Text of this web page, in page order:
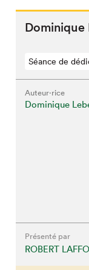
Séance de
Auteur·rice
Dominique
Présenté par
ROBERT